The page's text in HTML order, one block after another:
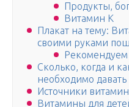
Продукты,
Витамин К
Плакат на тему:
своими руками
Рекомендуем
Сколько, когда и
необходимо
Источники
Витамины для